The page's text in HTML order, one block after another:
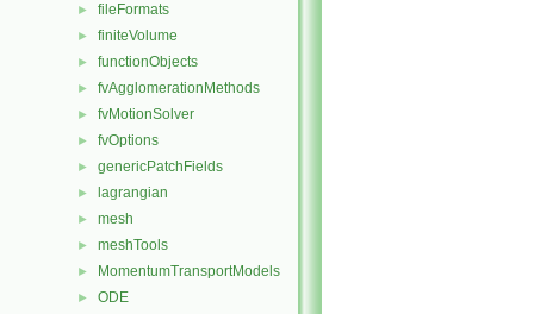
► fileFormats
► finiteVolume
► functionObjects
► fvAgglomerationMethods
► fvMotionSolver
► fvOptions
► genericPatchFields
► lagrangian
► mesh
► meshTools
► MomentumTransportModels
► ODE